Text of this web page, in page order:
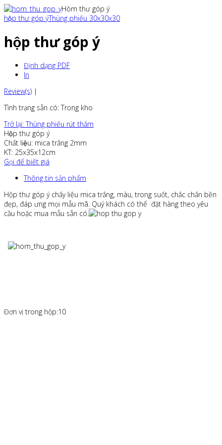
Hòm thư góp ý
hộp thư góp ýThùng phiếu 30x30x30
hộp thư góp ý
Định dạng PDF
In
Review(s) |
Tình trạng sẵn có: Trong kho
Trở lại: Thùng phiếu rút thăm
Hộp thư góp ý
Chất liệu: mica trắng 2mm
KT: 25x35x12cm
Gọi để biết giá
Thông tin sản phẩm
Hộp thư góp ý chấy liệu mica trắng, màu, trong suốt, chắc chắn bền
đẹp, đáp ưng mọi mẫu mã. Quý khách có thể đặt hàng theo yêu
cầu hoặc mua mẫu sẵn có.
Đơn vị trong hộp:10